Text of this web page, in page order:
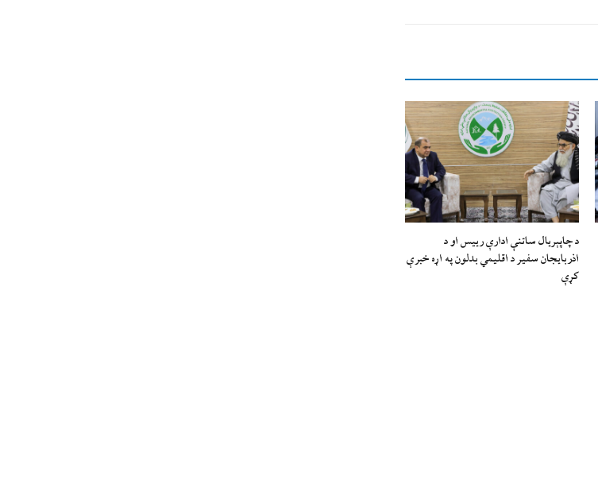
د چاپېریال ساتنې ادارې رییس او د
اذربایجان سفیر د اقلیمي بدلون په اړه خبرې
کړې